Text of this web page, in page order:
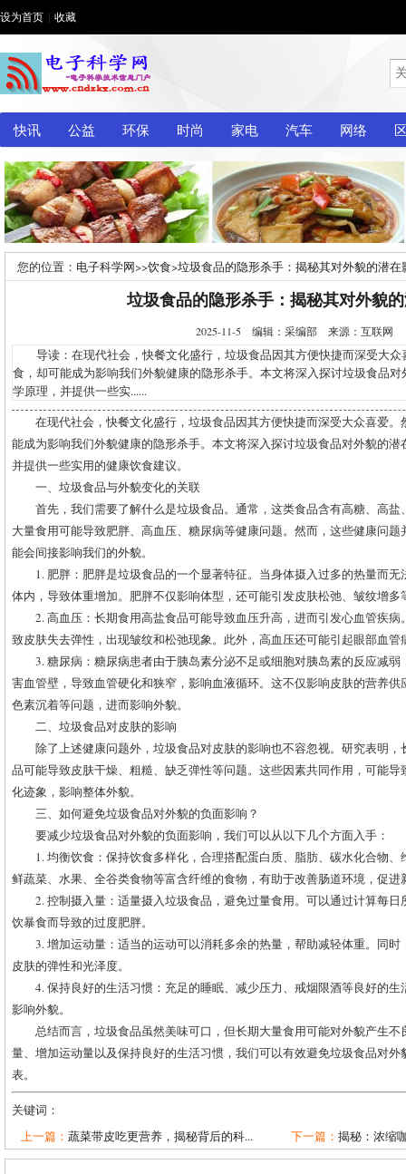
设为首页 收藏
快讯 公益 环保 时尚 家电 汽车 网络
您的位置： 电子科学网>>饮食>垃圾食品的隐形杀手：揭秘其对外貌的潜在
垃圾食品的隐形杀手：揭秘其对外貌
2025-11-5 编辑：采编部 来源：互联网
导读：在现代社会，快餐文化盛行，垃圾食品因其方便快捷而深受大众
食，却可能成为影响我们外貌健康的隐形杀手。本文将深入探讨垃圾食品
学原理，并提供一些实......
在现代社会，快餐文化盛行，垃圾食品因其方便快捷而深受大众喜爱
能成为影响我们外貌健康的隐形杀手。本文将深入探讨垃圾食品对外貌的
并提供一些实用的健康饮食建议。
一、垃圾食品与外貌变化的关联
首先，我们需要了解什么是垃圾食品。通常，这类食品含有高糖、高
大量食用可能导致肥胖、高血压、糖尿病等健康问题。然而，这些健康问
能会间接影响我们的外貌。
1. 肥胖：肥胖是垃圾食品的一个显著特征。当身体摄入过多的热量而
体内，导致体重增加。肥胖不仅影响体型，还可能引发皮肤松弛、皱纹增
2. 高血压：长期食用高盐食品可能导致血压升高，进而引发心血管疾
致皮肤失去弹性，出现皱纹和松弛现象。此外，高血压还可能引起眼部血
3. 糖尿病：糖尿病患者由于胰岛素分泌不足或细胞对胰岛素的反应减
害血管壁，导致血管硬化和狭窄，影响血液循环。这不仅影响皮肤的营养
色素沉着等问题，进而影响外貌。
二、垃圾食品对皮肤的影响
除了上述健康问题外，垃圾食品对皮肤的影响也不容忽视。研究表明
品可能导致皮肤干燥、粗糙、缺乏弹性等问题。这些因素共同作用，可能
化迹象，影响整体外貌。
三、如何避免垃圾食品对外貌的负面影响？
要减少垃圾食品对外貌的负面影响，我们可以从以下几个方面入手：
1. 均衡饮食：保持饮食多样化，合理搭配蛋白质、脂肪、碳水化合物
鲜蔬菜、水果、全谷类食物等富含纤维的食物，有助于改善肠道环境，促进
2. 控制摄入量：适量摄入垃圾食品，避免过量食用。可以通过计算每
饮暴食而导致的过度肥胖。
3. 增加运动量：适当的运动可以消耗多余的热量，帮助减轻体重。同
皮肤的弹性和光泽度。
4. 保持良好的生活习惯：充足的睡眠、减少压力、戒烟限酒等良好的
影响外貌。
总结而言，垃圾食品虽然美味可口，但长期大量食用可能对外貌产生
量、增加运动量以及保持良好的生活习惯，我们可以有效避免垃圾食品对
表。
关键词：
上一篇： 蔬菜带皮吃更营养，揭秘背后的科... 下一篇： 揭秘：浓缩